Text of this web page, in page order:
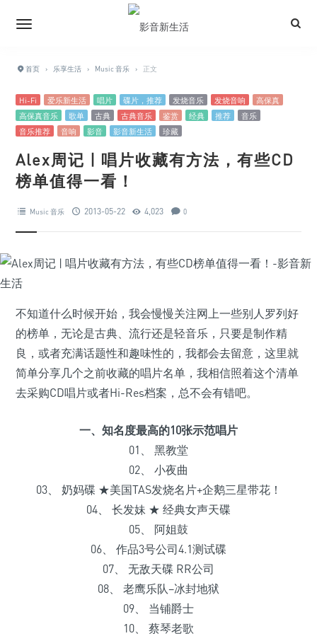
首页 › 乐享生活 › Music 音乐 › 正文
Hi-Fi 爱乐新生活 唱片 碟片，推荐 发烧音乐 发烧音响
高保真
高保真音乐
歌单 古典 古典音乐 鉴赏 经典 推荐
音乐
音乐推荐
音响 影音 影音新生活 珍藏
Alex周记 | 唱片收藏有方法，有些CD
榜单值得一看！
Music 音乐 2013-05-22 4,023 0
不知道什么时候开始，我会慢慢关注网上一些别人罗列好
的榜单，无论是古典、流行还是轻音乐，只要是制作精
良，或者充满话题性和趣味性的，我都会去留意，这里就
简单分享几个之前收藏的唱片名单，我相信照着这个清单
去采购CD唱片或者Hi-Res档案，总不会有错吧。
一、知名度最高的10张示范唱片
01、 黑教堂
02、 小夜曲
03、 奶妈碟 ★美国TAS发烧名片+企鹅三星带花！
04、 长发妹 ★ 经典女声天碟
05、 阿姐鼓
06、 作品3号公司4.1测试碟
07、 无敌天碟 RR公司
08、 老鹰乐队–冰封地狱
09、 当铺爵士
10、 蔡琴老歌